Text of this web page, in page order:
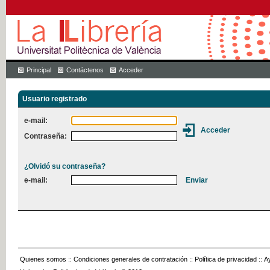
Principal Contáctenos Acceder
Usuario registrado
e-mail:
Contraseña:
¿Olvidó su contraseña?
e-mail:
Quienes somos :: Condiciones generales de contratación :: Política de privacidad ::